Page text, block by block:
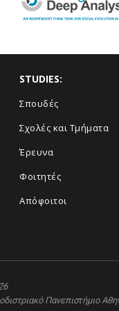
STUDIES:
Σπουδές
Σχολές και Τμήματα
Έρευνα
Φοιτητές
Απόφοιτοι
Πανεπιστήμιο